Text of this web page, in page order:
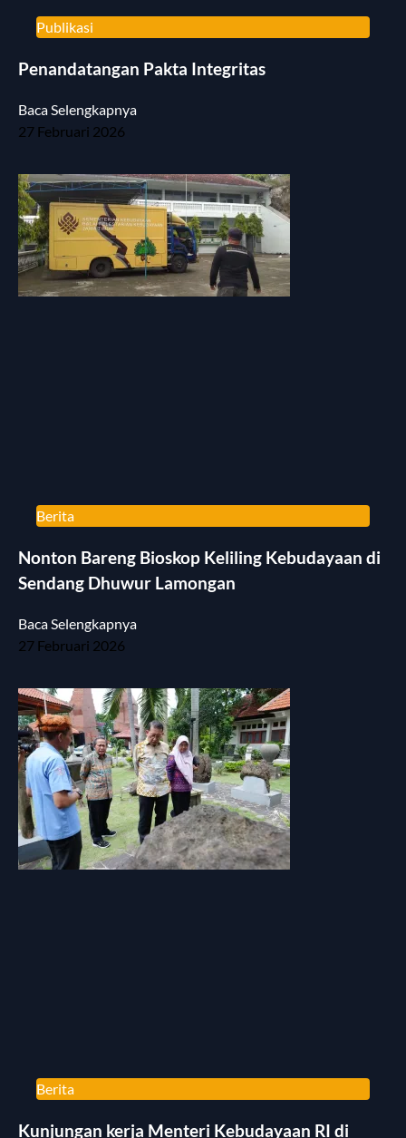
Publikasi
Penandatangan Pakta Integritas
Baca Selengkapnya
27 Februari 2026
Berita
Nonton Bareng Bioskop Keliling Kebudayaan di
Sendang Dhuwur Lamongan
Baca Selengkapnya
27 Februari 2026
Berita
Kunjungan kerja Menteri Kebudayaan RI di